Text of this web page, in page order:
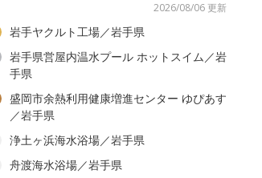
2026/08/06 更新
岩手ヤクルト工場／岩手県
岩手県営屋内温水プール ホットスイム／岩
手県
盛岡市余熱利用健康増進センター ゆぴあす
／岩手県
浄土ヶ浜海水浴場／岩手県
舟渡海水浴場／岩手県